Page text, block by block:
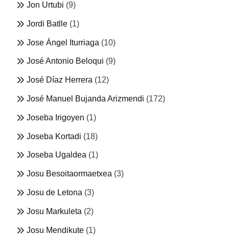
Jon Urtubi (9)
Jordi Batlle (1)
Jose Ángel Iturriaga (10)
José Antonio Beloqui (9)
José Díaz Herrera (12)
José Manuel Bujanda Arizmendi (172)
Joseba Irigoyen (1)
Joseba Kortadi (18)
Joseba Ugaldea (1)
Josu Besoitaormaetxea (3)
Josu de Letona (3)
Josu Markuleta (2)
Josu Mendikute (1)